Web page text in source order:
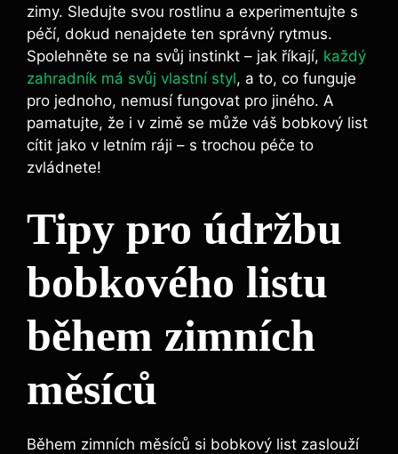
zimy. Sledujte svou ‍rostlinu a experimentujte s
péčí, dokud nenajdete ten správný rytmus.
Spolehněte se na svůj instinkt – jak říkají, každý
zahradník má svůj vlastní styl, a to, co funguje
pro jednoho, nemusí fungovat pro jiného. A
pamatujte, že i v zimě ⁣se může váš bobkový‌ list
cítit jako v letním ráji –‍ s trochou péče to
‍zvládnete!
Tipy pro údržbu
bobkového listu
během zimních
měsíců
Během zimních měsíců si‌ bobkový list zaslouží